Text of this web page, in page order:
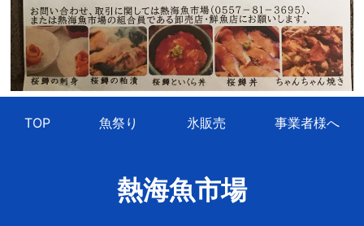
TOP 魚祭り 氷販売 事業者様へ
熱海魚市場